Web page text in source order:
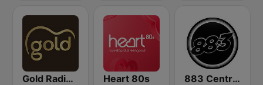
Gold Radio UK Heart 80s 883 Centreforce radio